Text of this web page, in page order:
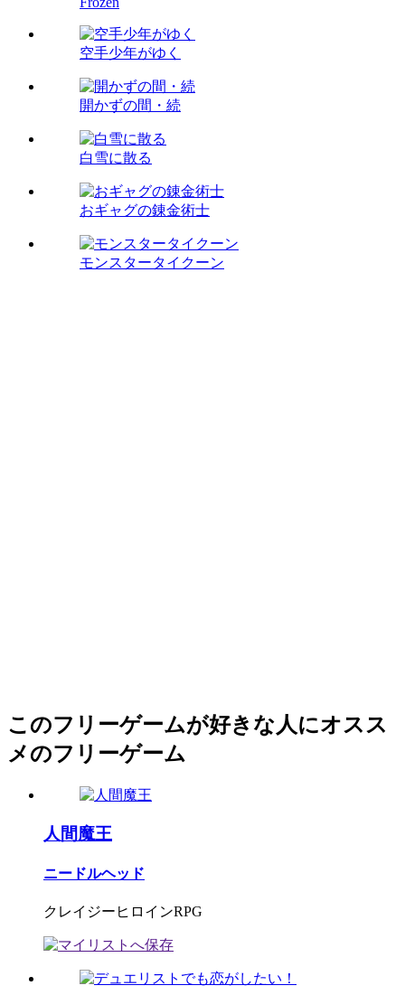
空手少年がゆく
開かずの間・続
白雪に散る
おギャグの錬金術士
モンスタータイクーン
このフリーゲームが好きな人にオスス
メのフリーゲーム
人間魔王
ニードルヘッド
クレイジーヒロインRPG